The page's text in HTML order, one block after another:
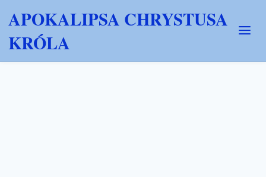
APOKALIPSA CHRYSTUSA
KRÓLA